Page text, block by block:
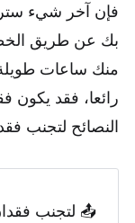
فإن آخر شيء
بك عن طريق
منك ساعات طويلة
رائعا، فقد يكون
النصائح لتجنب
📤 لتجنب